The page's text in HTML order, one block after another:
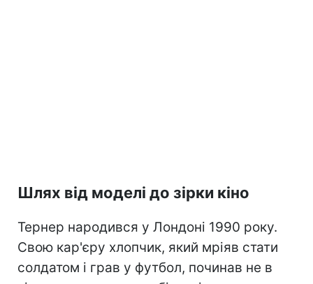
Шлях від моделі до зірки кіно
Тернер народився у Лондоні 1990 року.
Свою кар'єру хлопчик, який мріяв стати
солдатом і грав у футбол, починав не в